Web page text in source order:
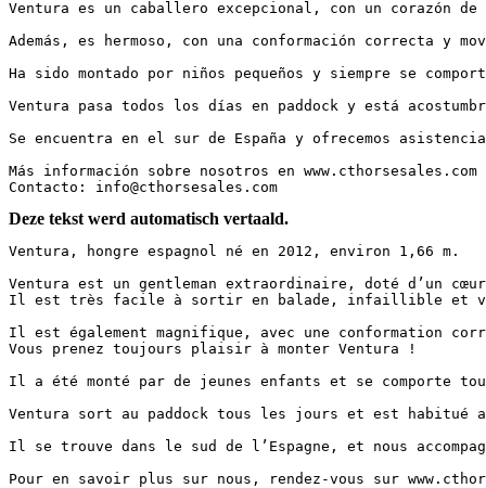
Ventura es un caballero excepcional, con un corazón
Además, es hermoso, con una conformación correcta y
Ha sido montado por niños pequeños y siempre se
Ventura pasa todos los días en paddock y está
Se encuentra en el sur de España y ofrecemos
Más información sobre nosotros en
Contacto: info@cthorsesales.com
Deze tekst werd automatisch vertaald.
Ventura, hongre espagnol né en 2012, environ 1,66 m.
Ventura est un gentleman extraordinaire, doté d’un
Il est très facile à sortir en balade, infaillible et
Il est également magnifique, avec une conformation
Vous prenez toujours plaisir à monter Ventura !
Il a été monté par de jeunes enfants et se comporte
Ventura sort au paddock tous les jours et est
Il se trouve dans le sud de l’Espagne, et nous
Pour en savoir plus sur nous, rendez-vous sur